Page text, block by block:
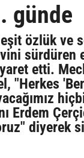
günde
özlük ve
etti.
"Herkes
Erdem